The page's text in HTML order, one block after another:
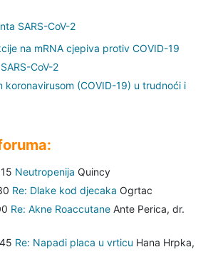
SARS-CoV-2
na mRNA cjepiva protiv COVID-19
CoV-2
koronavirusom (COVID-19) u trudnoći i
Neutropenija Quincy
Re: Dlake kod djecaka Ogrtac
Re: Akne Roaccutane Ante Perica, dr.
Re: Napadi placa u vrticu Hana Hrpka,